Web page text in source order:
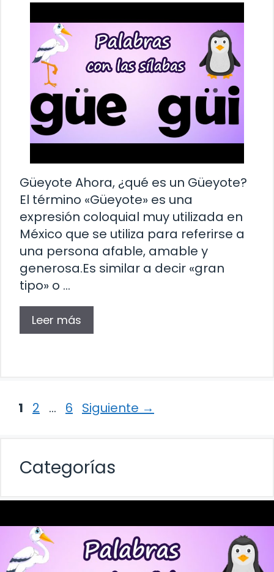
Güeyote Ahora, ¿qué es un Güeyote?
El término «Güeyote» es una
expresión coloquial muy utilizada en
México que se utiliza para referirse a
una persona afable, amable y
generosa.Es similar a decir «gran
tipo» o …
Leer más
Página
1 Página
2 … Página
6 Siguiente →
Categorías